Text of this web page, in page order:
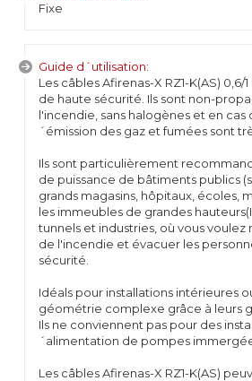
Fixe
Guide d´utilisation:
Les câbles Afirenas-X RZ1-K(AS) 0,6/
de haute sécurité. Ils sont non-
l'incendie, sans halogènes et en cas
´émission des gaz et fumées sont
Ils sont particulièrement
de puissance de bâtiments publics
grands magasins, hôpitaux, écoles,
les immeubles de grandes
tunnels et industries, où vous voulez
de l'incendie et évacuer les
sécurité.
Idéals pour installations intérieures
géométrie complexe grâce à leurs
Ils ne conviennent pas pour des
´alimentation de pompes
Les câbles Afirenas-X RZ1-K(AS)